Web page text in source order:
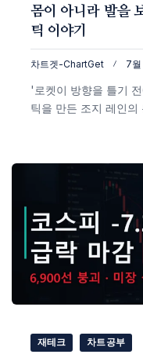
몸이 아니라 발을
틱 이야기
차트겟-ChartGet 7
'로켓이 방향을 틀기
틱을 만든 조지 레인의
트로 정리했습니다.
재테크 차트공부